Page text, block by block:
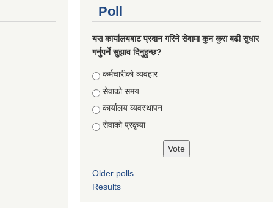
Poll
यस कार्यालयबाट प्रदान गरिने सेवामा कुन कुरा बढी सुधार
गर्नुपर्ने सुझाव दिनुहुन्छ?
Choices
कर्मचारीको व्यवहार
सेवाको समय
कार्यालय व्यवस्थापन
सेवाको प्रकृया
Older polls
Results